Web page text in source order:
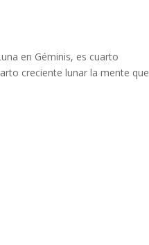
en Géminis, es cuarto
creciente lunar la mente que